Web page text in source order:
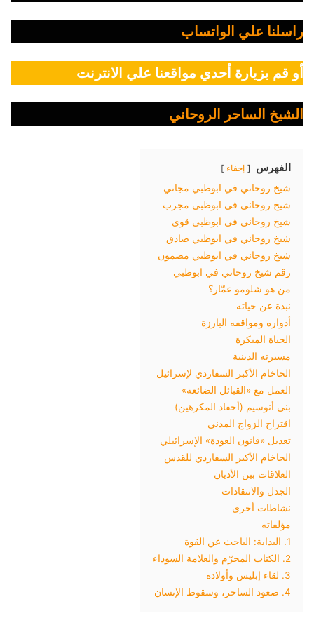
راسلنا علي الواتساب
أو قم بزيارة أحدي مواقعنا علي الانترنت
الشيخ الساحر الروحاني
الفهرس إخفاء
شيخ روحاني في ابوظبي مجاني
شيخ روحاني في ابوظبي مجرب
شيخ روحاني في ابوظبي قوي
شيخ روحاني في ابوظبي صادق
شيخ روحاني في ابوظبي مضمون
رقم شيخ روحاني في ابوظبي
من هو شلومو عمّار؟
نبذة عن حياته
أدواره ومواقفه البارزة
الحياة المبكرة
مسيرته الدينية
الحاخام الأكبر السفاردي لإسرائيل
العمل مع «القبائل الضائعة»
بني أنوسيم (أحفاد المكرهين)
اقتراح الزواج المدني
تعديل «قانون العودة» الإسرائيلي
الحاخام الأكبر السفاردي للقدس
العلاقات بين الأديان
الجدل والانتقادات
نشاطات أخرى
مؤلفاته
1. البداية: الباحث عن القوة
2. الكتاب المحرّم والعلامة السوداء
3. لقاء إبليس وأولاده
4. صعود الساحر، وسقوط الإنسان